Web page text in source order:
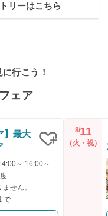
リーはこちら
行こう！
ェア
】最大
～ 16:00～
せん。
で
8/11
（火・祝）